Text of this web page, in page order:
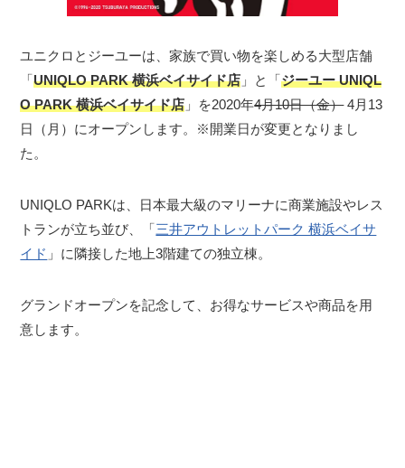
ユニクロとジーユーは、家族で買い物を楽しめる大型店舗
「UNIQLO PARK 横浜ベイサイド店 」と「ジーユー UNIQL
O PARK 横浜ベイサイド店 」を2020年4月10日（金）4月13
日（月）にオープンします。※開業日が変更となりまし
た。
UNIQLO PARKは、日本最大級のマリーナに商業施設やレス
トランが立ち並び、「三井アウトレットパーク 横浜ベイサ
イド 」に隣接した地上3階建ての独立棟。
グランドオープンを記念して、お得なサービスや商品を用
意します。